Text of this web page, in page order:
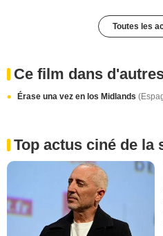
Toutes les
Ce film dans
Érase una vez en los Midlands
Top actus ciné de la